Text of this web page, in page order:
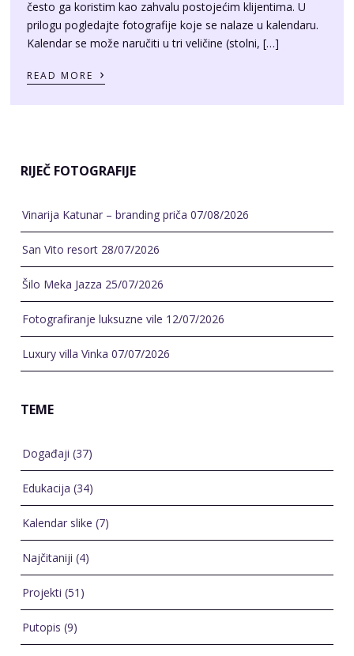
RIJEČ FOTOGRAFIJE
Vinarija Katunar – branding priča
Fotografiranje luksuzne vile
Luxury villa Vinka 07/07/2026
TEME
Događaji(37)
Edukacija(34)
Projekti(51)
Putopis(9)
Razgovori(9)
Referentni radovi
Uncategorized
Vjenčanja(3)